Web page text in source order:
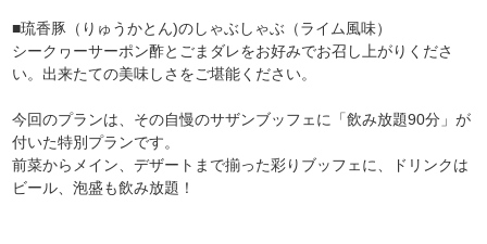
■琉香豚（りゅうかとん)のしゃぶしゃぶ（ライム風味）
シークヮーサーポン酢とごまダレをお好みでお召し上がりくださ
い。出来たての美味しさをご堪能ください。
今回のプランは、その自慢のサザンブッフェに「飲み放題90分」が
付いた特別プランです。
前菜からメイン、デザートまで揃った彩りブッフェに、ドリンクは
ビール、泡盛も飲み放題！